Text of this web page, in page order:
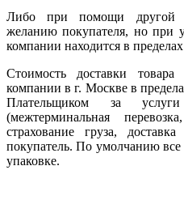
Либо при помощи другой
желанию покупателя, но при
компании находится в
Стоимость доставки
компании в г. Москве в
Плательщиком за
(межтерминальная
страхование груза,
покупатель. По умолчанию все
упаковке.